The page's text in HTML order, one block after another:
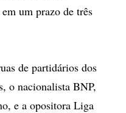
um prazo de três
de partidários dos
o nacionalista BNP,
e a opositora Liga